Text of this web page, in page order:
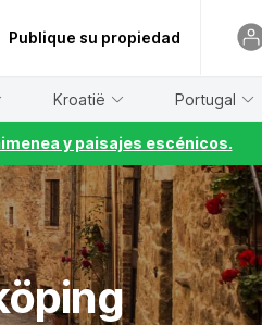
Publique su propiedad
Kroatië Portugal
y paisajes escénicos.